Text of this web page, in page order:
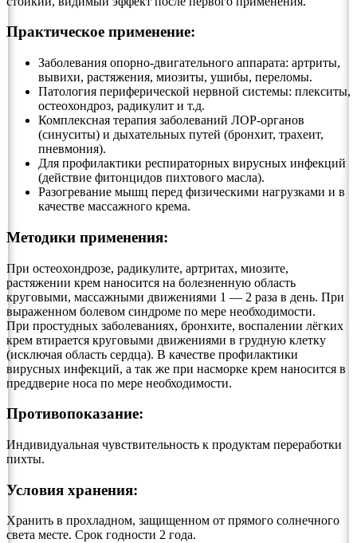
Практическое применение:
Заболевания опорно-двигательного аппарата: артриты,
вывихи, растяжения, миозиты, ушибы, переломы.
Патология периферической нервной системы: плекситы,
остеохондроз, радикулит и т.д.
Комплексная терапия заболеваний ЛОР-органов
(синуситы) и дыхательных путей (бронхит, трахеит,
пневмония).
Для профилактики респираторных вирусных инфекций
(действие фитонцидов пихтового масла).
Разогревание мышц перед физическими нагрузками и в
качестве массажного крема.
Методики применения:
При остеохондрозе, радикулите, артритах, миозите,
растяжении крем наносится на болезненную область
круговыми, массажными движениями 1 — 2 раза в день. При
выраженном болевом синдроме по мере необходимости.
При простудных заболеваниях, бронхите, воспалении лёгких
крем втирается круговыми движениями в грудную клетку
(исключая область сердца). В качестве профилактики
вирусных инфекций, а так же при насморке крем наносится в
преддверие носа по мере необходимости.
Противопоказание:
Индивидуальная чувствительность к продуктам переработки
пихты.
Условия хранения:
Хранить в прохладном, защищенном от прямого солнечного
света месте. Срок годности 2 года.